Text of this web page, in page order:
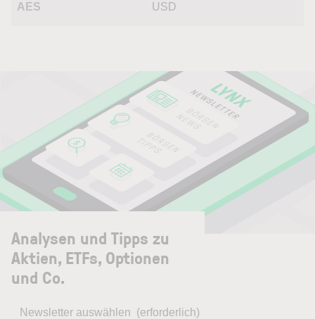
AES USD
Analysen und Tipps zu
Aktien, ETFs, Optionen
und Co.
Newsletter auswählen (erforderlich)